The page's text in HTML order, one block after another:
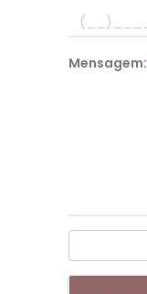
Mensagem: